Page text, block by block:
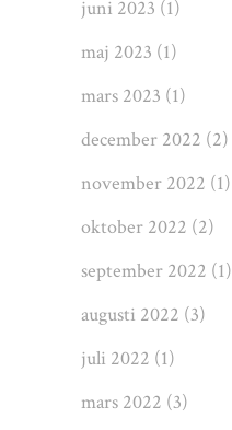
juni 2023 (1)
maj 2023 (1)
mars 2023 (1)
december 2022 (2)
november 2022 (1)
oktober 2022 (2)
september 2022 (1)
augusti 2022 (3)
juli 2022 (1)
mars 2022 (3)